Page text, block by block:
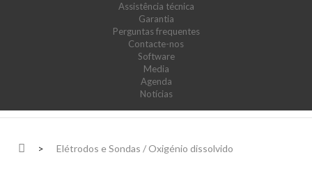
Assistência técnica
Garantia
Perguntas frequentes
Contacte-nos
Software
Media
Agenda
Notícias
> Elétrodos e Sondas / Oxigénio dissolvido